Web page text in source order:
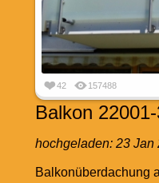
42 157488
Balkon
hochgeladen: 23 Jan
Balkonüberdachung